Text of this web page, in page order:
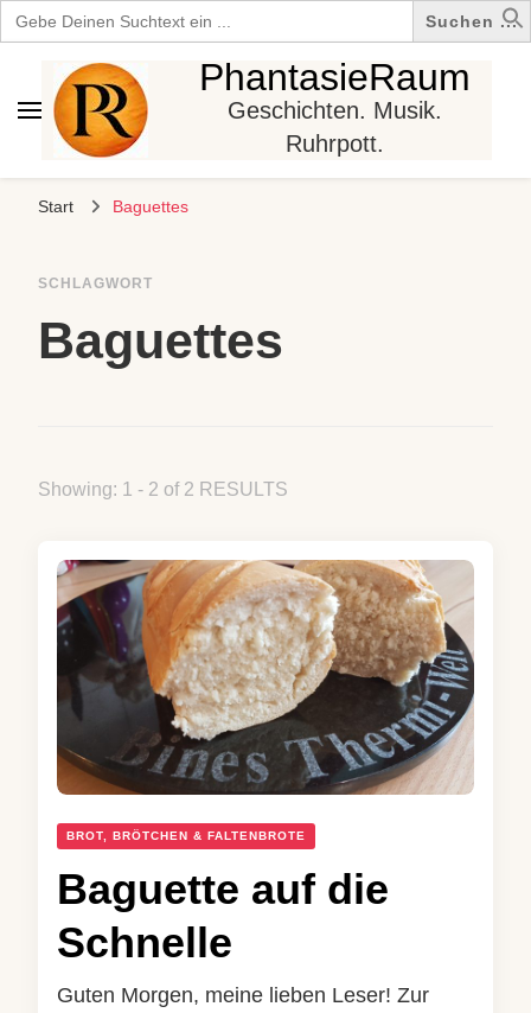
Search
for:
PhantasieRaum
Geschichten. Musik.
Ruhrpott.
Start Baguettes
SCHLAGWORT
Baguettes
Showing: 1 - 2 of 2 RESULTS
BROT, BRÖTCHEN & FALTENBROTE
Baguette auf die
Schnelle
Guten Morgen, meine lieben Leser! Zur